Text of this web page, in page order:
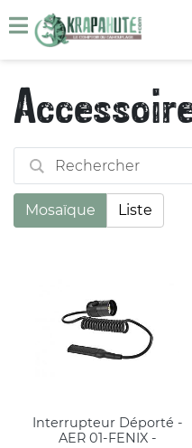
Mosaïque Liste
Interrupteur Déporté -
AER 01-FENIX -